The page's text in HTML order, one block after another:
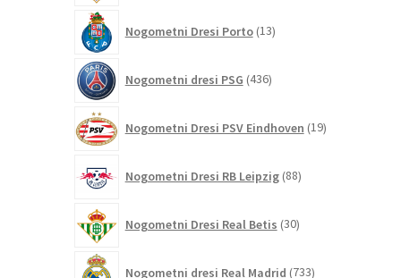
Nogometni Dresi Porto 13izdelkov
Nogometni dresi PSG 436izdelkov
Nogometni Dresi PSV Eindhoven 19izdelkov
Nogometni Dresi RB Leipzig 88izdelkov
Nogometni Dresi Real Betis 30izdelkov
Nogometni dresi Real Madrid 733